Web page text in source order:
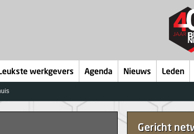
werkgevers Agenda Nieuws Leden
Gericht